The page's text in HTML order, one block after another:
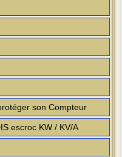
son Compteur
escroc KW / KV/A